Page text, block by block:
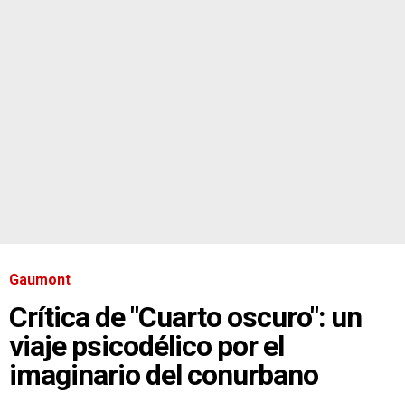
Gaumont
Crítica de "Cuarto oscuro": un
viaje psicodélico por el
imaginario del conurbano